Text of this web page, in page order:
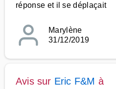
réponse et il se déplaçait
Marylène
31/12/2019
Avis sur Eric F&M à